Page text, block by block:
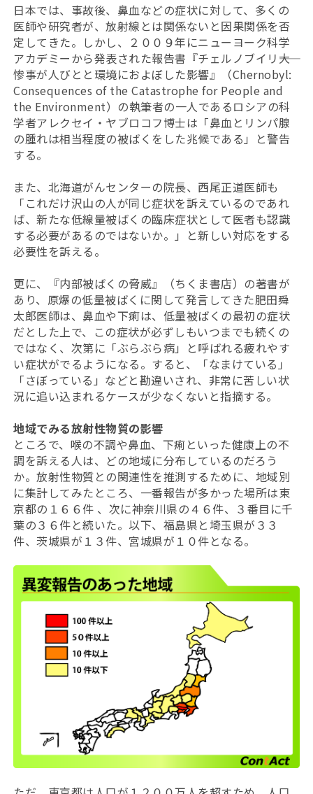
日本では、事故後、鼻血などの症状に対して、多くの
医師や研究者が、放射線とは関係ないと因果関係を否
定してきた。しかし、２００９年にニューヨーク科学
アカデミーから発表された報告書『チェルノブイリ――大
惨事が人びとと環境におよぼした影響』（Chernobyl:
Consequences of the Catastrophe for People and
the Environment）の執筆者の一人であるロシアの科
学者アレクセイ・ヤブロコフ博士は「鼻血とリンパ腺
の腫れは相当程度の被ばくをした兆候である」と警告
する。
また、北海道がんセンターの院長、西尾正道医師も
「これだけ沢山の人が同じ症状を訴えているのであれ
ば、新たな低線量被ばくの臨床症状として医者も認識
する必要があるのではないか。」と新しい対応をする
必要性を訴える。
更に、『内部被ばくの脅威』（ちくま書店）の著書が
あり、原爆の低量被ばくに関して発言してきた肥田舜
太郎医師は、鼻血や下痢は、低量被ばくの最初の症状
だとした上で、この症状が必ずしもいつまでも続くの
ではなく、次第に「ぶらぶら病」と呼ばれる疲れやす
い症状がでるようになる。すると、「なまけている」
「さぼっている」などと勘違いされ、非常に苦しい状
況に追い込まれるケースが少なくないと指摘する。
地域でみる放射性物質の影響
ところで、喉の不調や鼻血、下痢といった健康上の不
調を訴える人は、どの地域に分布しているのだろう
か。放射性物質との関連性を推測するために、地域別
に集計してみたところ、一番報告が多かった場所は東
京都の１６６件 、次に神奈川県の４６件、３番目に千
葉の３６件と続いた。以下、福島県と埼玉県が３３
件、茨城県が１３件、宮城県が１０件となる。